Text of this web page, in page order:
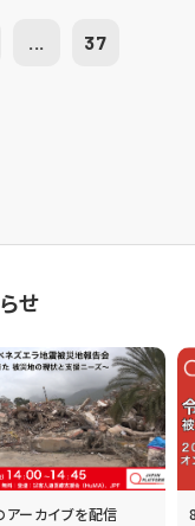
... 37
せ
アーカイブを配信